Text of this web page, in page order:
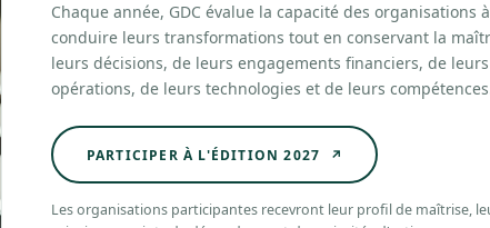
Chaque année, GDC évalue la capacité des organisations à
conduire leurs transformations tout en conservant la
leurs décisions, de leurs engagements financiers, de leurs
opérations, de leurs technologies et de leurs
PARTICIPER À L'ÉDITION 2027 ↗
Les organisations participantes recevront leur profil de maîtrise,